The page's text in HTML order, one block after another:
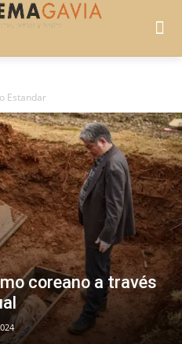
Estandar
coreano a través